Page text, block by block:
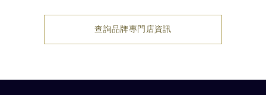
查詢品牌專門店資訊